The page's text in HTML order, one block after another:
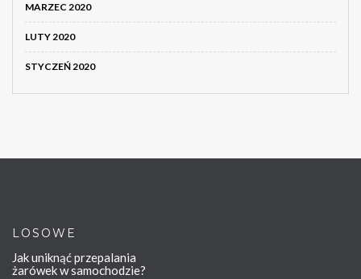
MARZEC 2020
LUTY 2020
STYCZEŃ 2020
LOSOWE
Jak uniknąć przepalania
żarówek w samochodzie?